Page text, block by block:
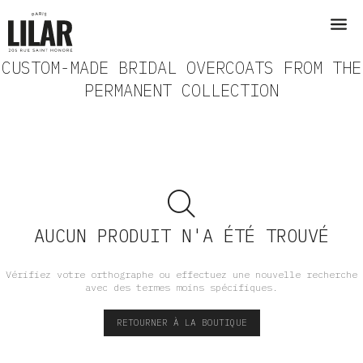
CUSTOM-MADE BRIDAL OVERCOATS FROM THE
PERMANENT COLLECTION
AUCUN PRODUIT N'A ÉTÉ TROUVÉ
Vérifiez votre orthographe ou effectuez une nouvelle recherche
avec des termes moins spécifiques.
RETOURNER À LA BOUTIQUE